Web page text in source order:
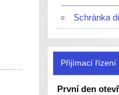
Schránka
Přijímací řízení
První den